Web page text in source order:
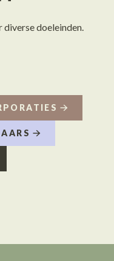
doeleinden.